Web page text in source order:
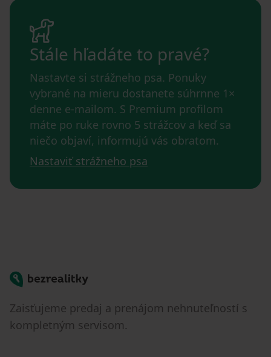
Stále hľadáte to pravé?
Nastavte si strážneho psa. Ponuky
vybrané na mieru dostanete súhrnne 1×
denne e-mailom. S Premium profilom
máte po ruke rovno 5 strážcov a keď sa
niečo objaví, informujú vás obratom.
Nastaviť strážneho psa
Bezrealitky
Zaisťujeme predaj a prenájom nehnuteľností s
kompletným servisom.